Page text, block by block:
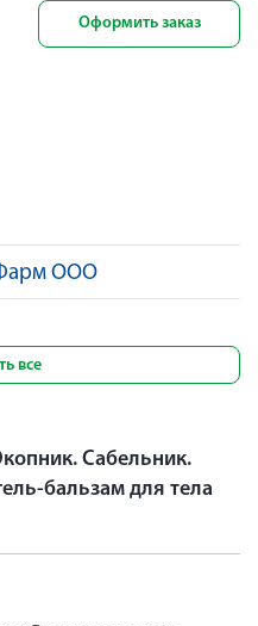
ООО
Оформить заказ
все
Сабельник.
бальзам для тела